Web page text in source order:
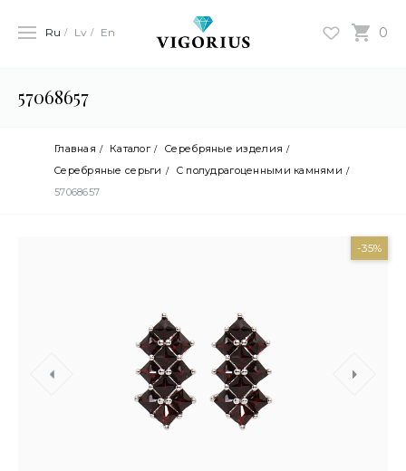
0
Ru Lv En
57068657
Главная Каталог
Серебряные изделия
Cеребряные серьги
С полудрагоценными камнями
57068657
-35%